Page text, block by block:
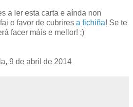
a ler esta carta e aínda non
o favor de cubrires a fichiña! Se te
facer máis e mellor! ;)
9 de abril de 2014